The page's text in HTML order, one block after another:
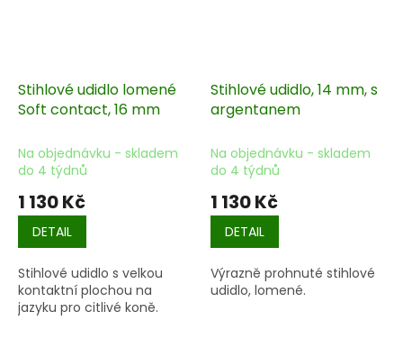
Stihlové udidlo lomené
Soft contact, 16 mm
Na objednávku - skladem
do 4 týdnů
1 130 Kč
DETAIL
Stihlové udidlo s velkou
kontaktní plochou na
jazyku pro citlivé koně.
Stihlové udidlo, 14 mm, s
argentanem
Na objednávku - skladem
do 4 týdnů
1 130 Kč
DETAIL
Výrazně prohnuté stihlové
udidlo, lomené.